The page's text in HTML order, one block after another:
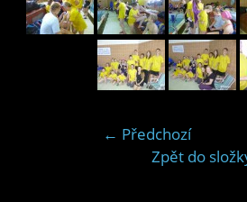
← Předchozí
Zpět do